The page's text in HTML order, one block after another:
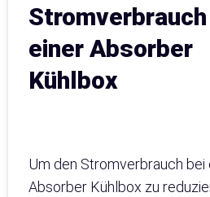
Stromverbrauch
einer Absorber
Kühlbox
Um den Stromverbrauch bei
Absorber Kühlbox zu